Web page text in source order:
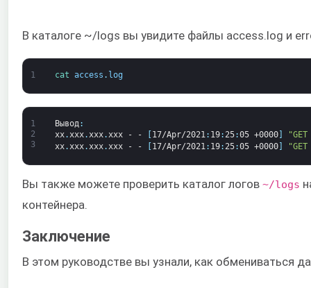
В каталоге ~/logs вы увидите файлы access.log и
1 cat access . log
1
2
3
Вывод :
xx.xxx.xxx.xxx - - 17/Apr/2021: 19: 25:05 +0000]
xx.xxx.xxx.xxx - - 17/Apr/2021: 19: 25:05 +0000]
Вы также можете проверить каталог логов ~/logs
контейнера.
Заключение
В этом руководстве вы узнали, как обмениваться